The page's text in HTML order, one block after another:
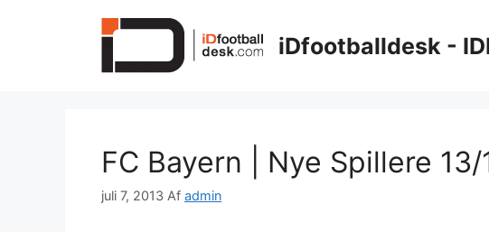
iDfootballdesk -
FC Bayern | Nye Spillere
juli 7, 2013 Af admin